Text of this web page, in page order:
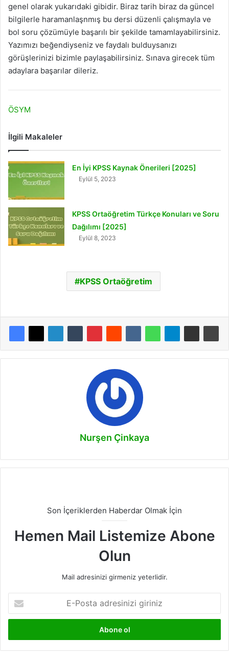
genel olarak yukarıdaki gibidir. Biraz tarih biraz da güncel
bilgilerle haramanlaşnmış bu dersi düzenli çalışmayla ve
bol soru çözümüyle başarılı bir şekilde tamamlayabilirsiniz.
Yazımızı beğendiyseniz ve faydalı bulduysanızı
görüşlerinizi bizimle paylaşabilirsiniz. Sınava girecek tüm
adaylara başarılar dileriz.
ÖSYM
İlgili Makaleler
En İyi KPSS Kaynak Önerileri [2025]
Eylül 5, 2023
KPSS Ortaöğretim Türkçe Konuları ve Soru
Dağılımı [2025]
Eylül 8, 2023
KPSS Ortaöğretim
Nurşen Çinkaya
Son İçeriklerden Haberdar Olmak İçin
Hemen Mail Listemize Abone
Olun
Mail adresinizi girmeniz yeterlidir.
Posta
adresinizi